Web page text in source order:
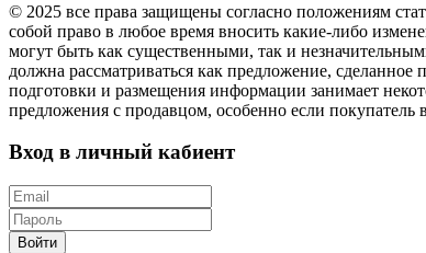
© 2025 все права защищены согласно положениям
собой право в любое время вносить какие-либо
могут быть как существенными, так и
должна рассматриваться как предложение,
подготовки и размещения информации занимает
предложения с продавцом, особенно если
Вход в личный кабиент
Войти